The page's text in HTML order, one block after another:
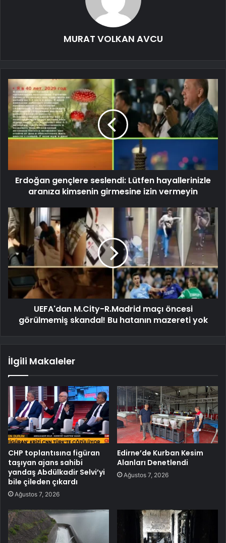
MURAT VOLKAN AVCU
Erdoğan gençlere seslendi: Lütfen hayallerinizle
aranıza kimsenin girmesine izin vermeyin
UEFA'dan M.City-R.Madrid maçı öncesi
görülmemiş skandal! Bu hatanın mazereti yok
İlgili Makaleler
CHP toplantısına figüran
taşıyan ajans sahibi
yandaş Abdülkadir Selvi’yi
bile çileden çıkardı
Ağustos 7, 2026
Edirne’de Kurban Kesim
Alanları Denetlendi
Ağustos 7, 2026